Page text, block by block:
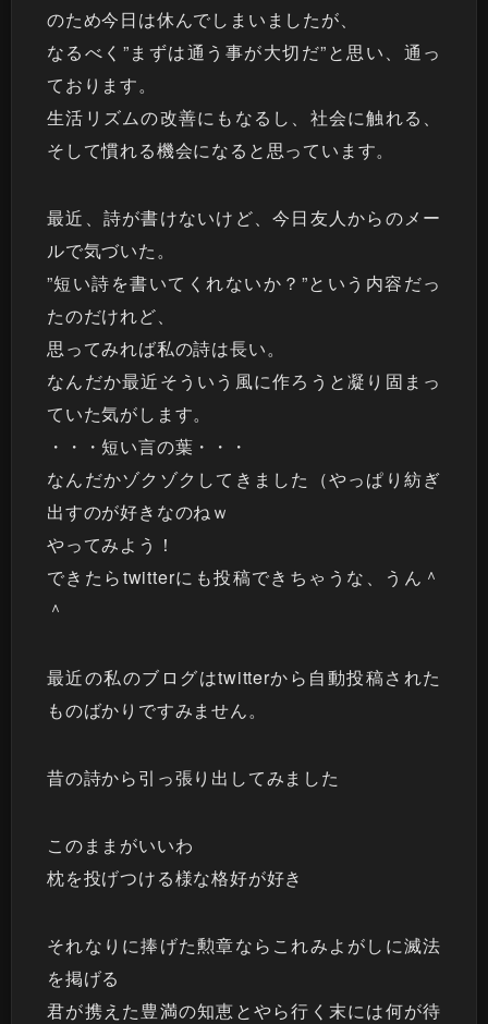
のため今日は休んでしまいましたが、
なるべく”まずは通う事が大切だ”と思い、通っ
ております。
生活リズムの改善にもなるし、社会に触れる、
そして慣れる機会になると思っています。
最近、詩が書けないけど、今日友人からのメー
ルで気づいた。
”短い詩を書いてくれないか？”という内容だっ
たのだけれど、
思ってみれば私の詩は長い。
なんだか最近そういう風に作ろうと凝り固まっ
ていた気がします。
・・・短い言の葉・・・
なんだかゾクゾクしてきました（やっぱり紡ぎ
出すのが好きなのねｗ
やってみよう！
できたらtwitterにも投稿できちゃうな、うん＾
＾
最近の私のブログはtwitterから自動投稿された
ものばかりですみません。
昔の詩から引っ張り出してみました
このままがいいわ
枕を投げつける様な格好が好き
それなりに捧げた勲章ならこれみよがしに滅法
を掲げる
君が携えた豊満の知恵とやら行く末には何が待